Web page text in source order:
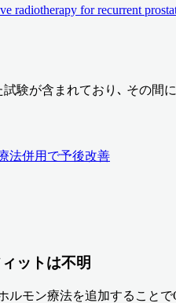
radiotherapy for recurrent
験が含まれており､ その
法併用で予後改善
ットは不明
ルモン療法を追加すること